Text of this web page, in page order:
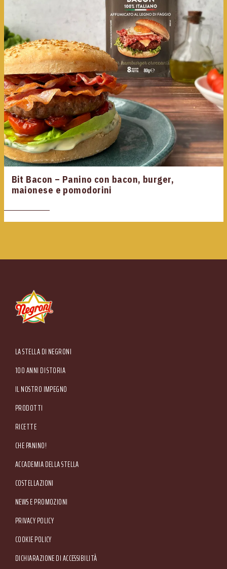
Bit Bacon – Panino con bacon, burger,
maionese e pomodorini
00233470236 - R.E.A. Verona n. 110039 - Capitale Sociale € 5.000.000 i.v. Sede
Tel. +39 045.80.97.511 - Fax +39 045.55.15.89
Main menu
LA STELLA DI NEGRONI
100 ANNI DI STORIA
IL NOSTRO IMPEGNO
PRODOTTI
RICETTE
CHE PANINO!
ACCADEMIA DELLA STELLA
COSTELLAZIONI
NEWS E PROMOZIONI
Footer Service Menu
PRIVACY POLICY
COOKIE POLICY
DICHIARAZIONE DI ACCESSIBILITÀ